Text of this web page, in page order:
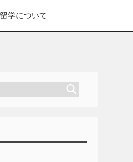
留学について